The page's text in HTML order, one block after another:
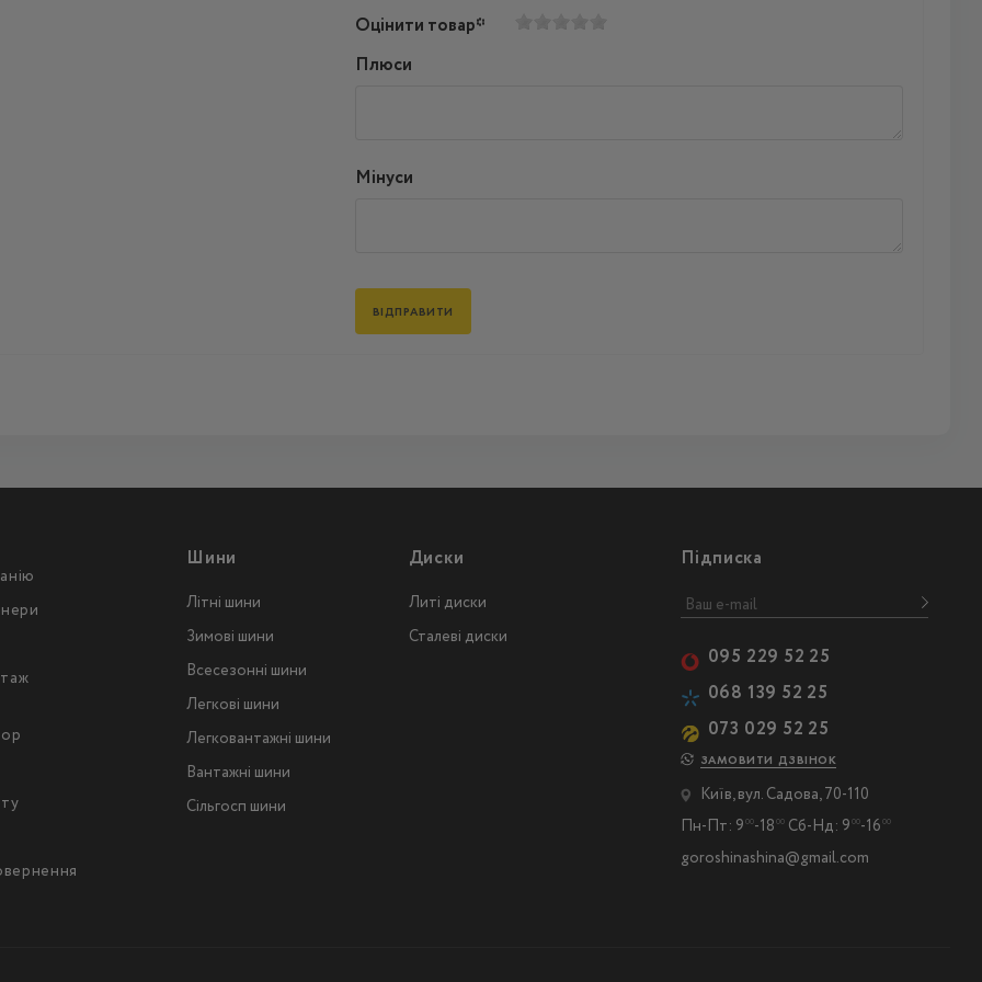
Оцінити товар*
Плюси
Мінуси
Шини
Літні шини
Зимові шини
Всесезонні шини
Легкові шини
Легковантажнi шини
Вантажнi шини
Сільгосп шини
Диски
Литі диски
Сталеві диски
Підписка
095 229 52 25
068 139 52 25
073 029 52 25
ЗАМОВИТИ ДЗВІНОК
Київ, вул. Садова, 70-110
Пн-Пт: 9 00-18 00Сб-Нд: 9 00-16 00
goroshinashina@gmail.com